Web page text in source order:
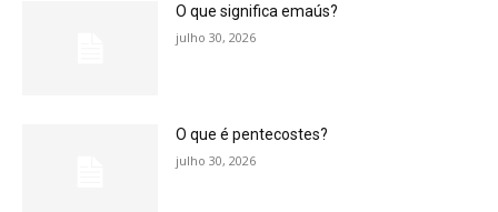
O que significa emaús?
julho 30, 2026
O que é pentecostes?
julho 30, 2026